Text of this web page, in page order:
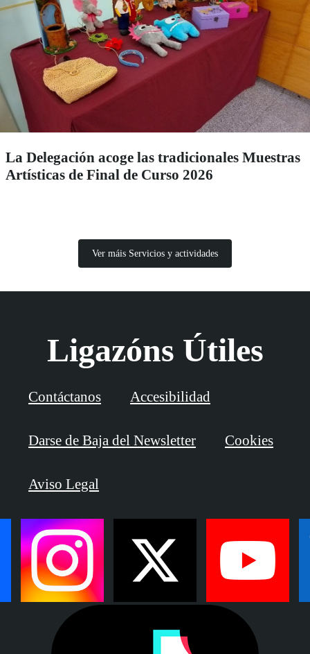
La Delegación acoge las tradicionales Muestras
Artísticas de Final de Curso 2026
Ver máis Servicios y actividades
Ligazóns Útiles
Contáctanos Accesibilidad
Darse de Baja del Newsletter Cookies
Aviso Legal